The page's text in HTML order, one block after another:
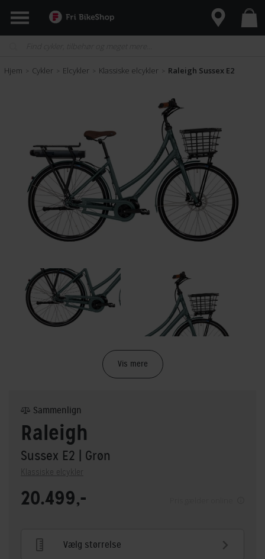
Hjem > Cykler > Elcykler > Klassiske elcykler > Raleigh Sussex E2
Vis mere
Raleigh
Sussex E2 | Grøn
Klassiske elcykler
Sammenlign
20.499,-
Vælg størrelse